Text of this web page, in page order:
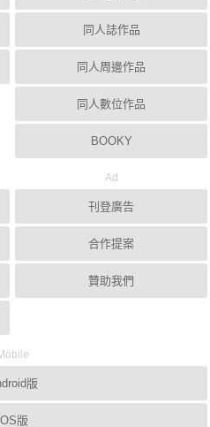
同人誌作品
同人周邊作品
同人數位作品
BOOKY
Ad
刊登廣告
合作提案
贊助我們
版
版